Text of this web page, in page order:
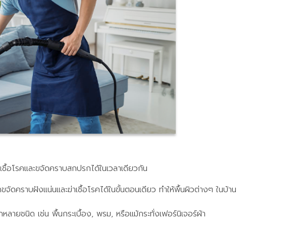
อโรคและขจัดคราบสกปรกได้ในเวลาเดียวกัน
ดคราบฝังแน่นและฆ่าเชื้อโรคได้ในขั้นตอนเดียว ทำให้พื้นผิวต่างๆ ในบ้าน
ายชนิด เช่น พื้นกระเบื้อง, พรม, หรือแม้กระทั่งเฟอร์นิเจอร์ผ้า